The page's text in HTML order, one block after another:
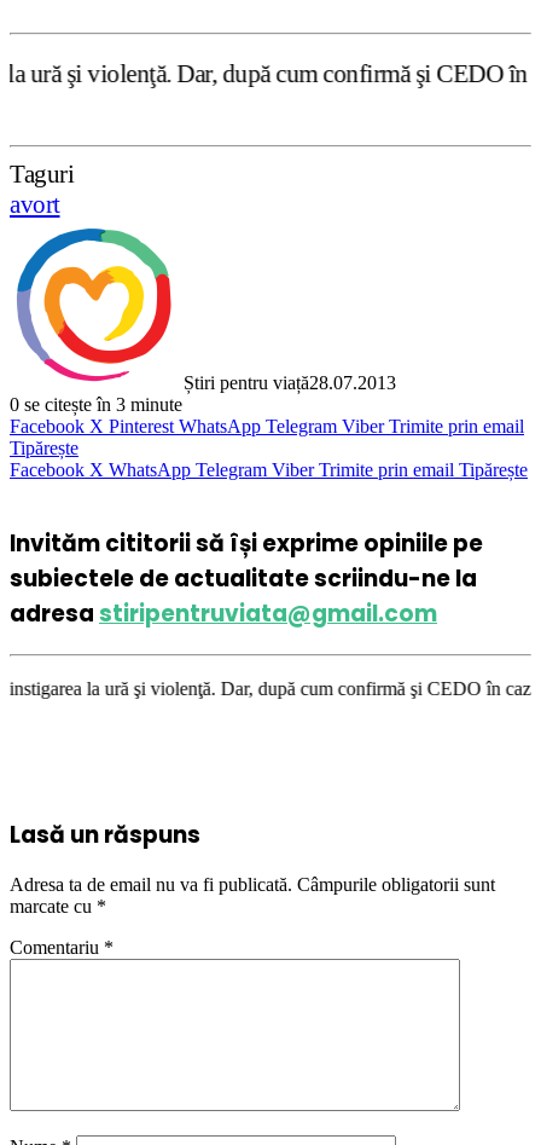
Dar, după cum confirmă şi CEDO în cazul
Taguri
avort
Știri pentru viață28.07.2013
0 se citește în 3 minute
Facebook X Pinterest WhatsApp Telegram Viber Trimite prin email
Tipărește
Facebook X WhatsApp Telegram Viber Trimite prin email Tipărește
Invităm cititorii să își exprime opiniile pe
subiectele de actualitate scriindu-ne la
adresastiripentruviata@gmail.com
şi violenţă. Dar, după cum confirmă şi CEDO în cazul
Lasă un răspuns
Adresa ta de email nu va fi publicată. Câmpurile obligatorii sunt
marcate cu *
Comentariu *